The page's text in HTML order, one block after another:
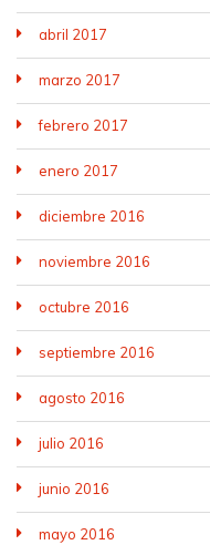
abril 2017
marzo 2017
febrero 2017
enero 2017
diciembre 2016
noviembre 2016
octubre 2016
septiembre 2016
agosto 2016
julio 2016
junio 2016
mayo 2016